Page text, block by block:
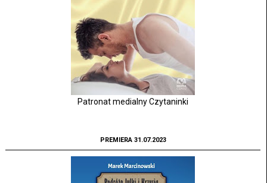
Patronat medialny Czytaninki
PREMIERA 31.07.2023